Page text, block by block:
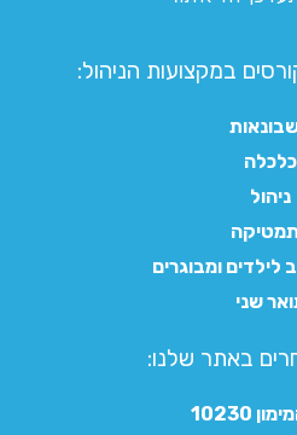
במקצועות הניהול:
כלכלה
ניהול
ומבוגרים
שני
באתר שלנו:​
10230